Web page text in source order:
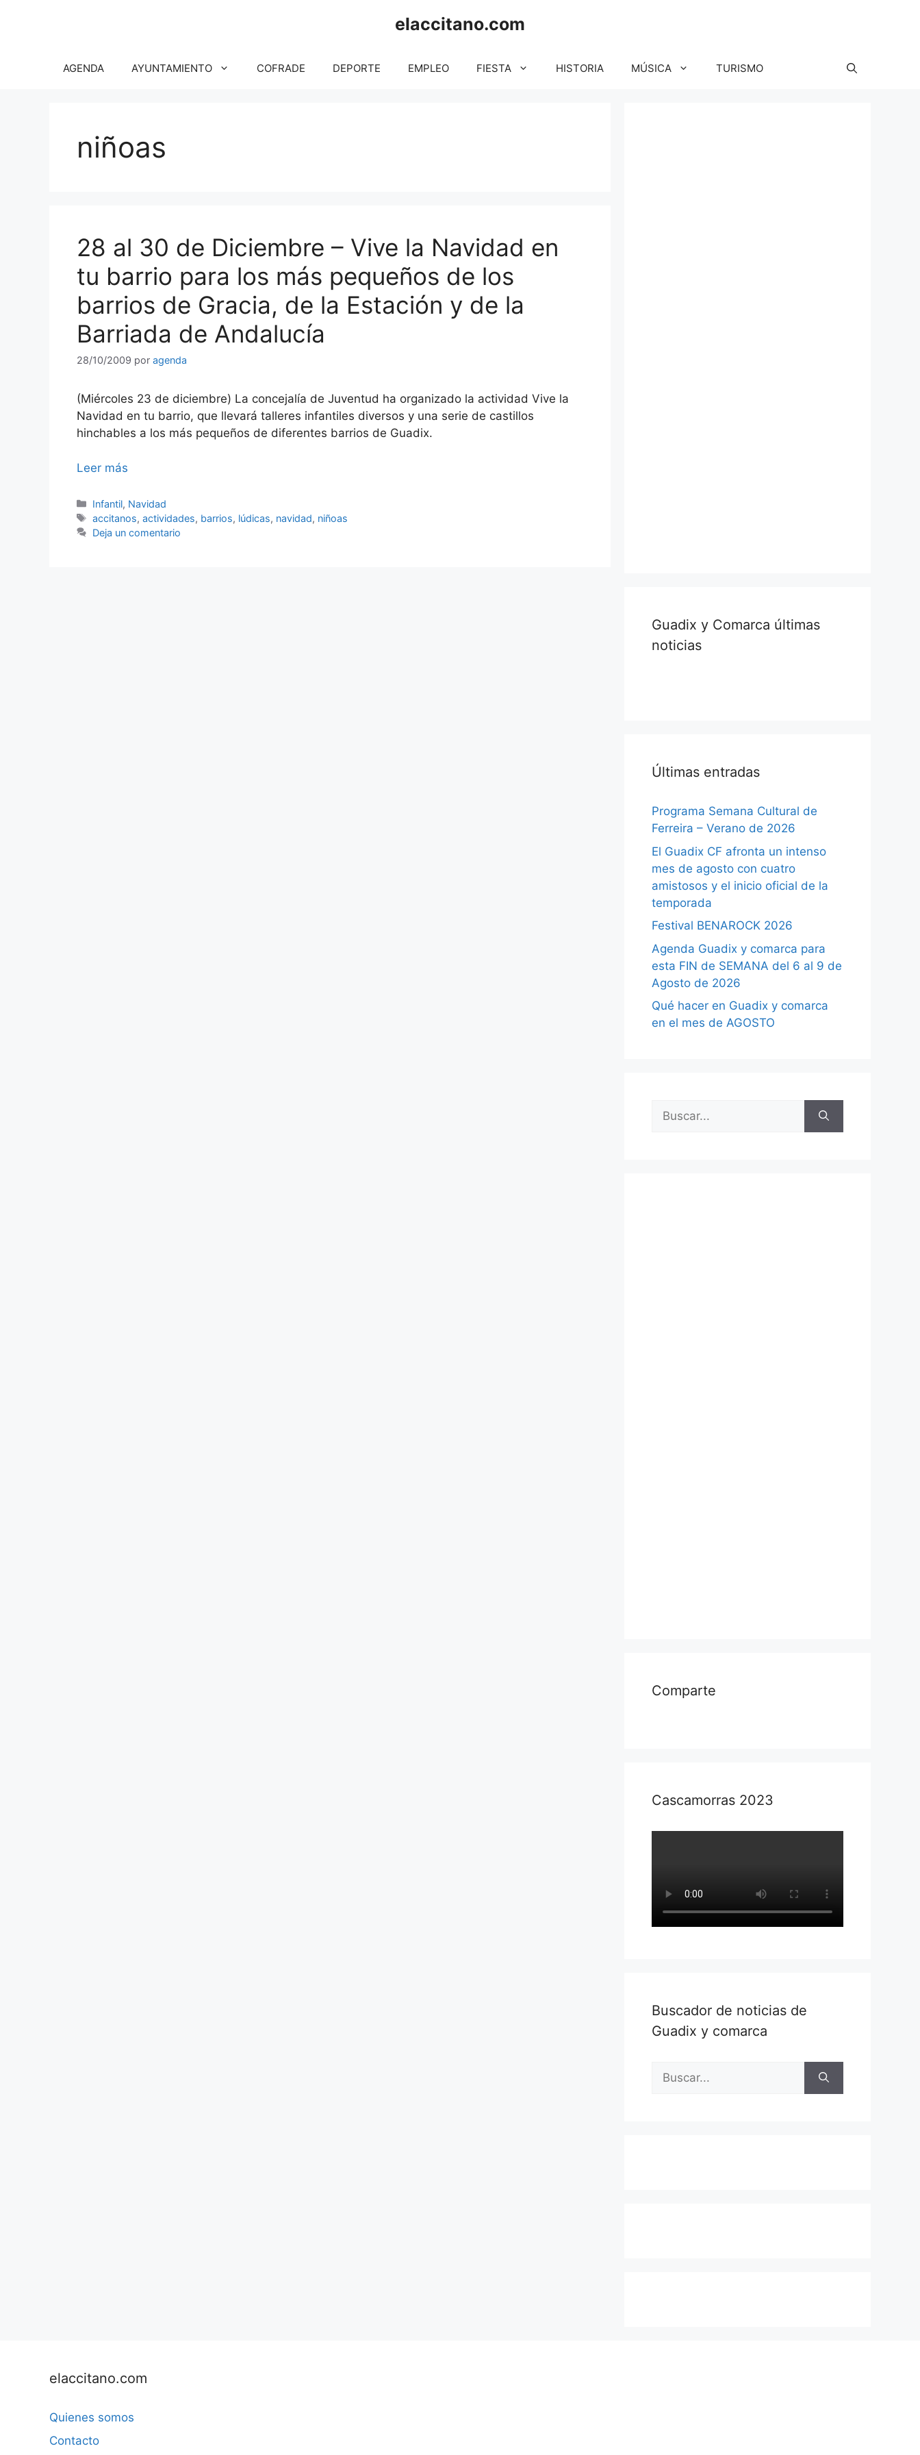
elaccitano.com
AGENDA AYUNTAMIENTO COFRADE DEPORTE EMPLEO FIESTA HISTORIA MÚSICA TURISMO
niñoas
28 al 30 de Diciembre – Vive la Navidad en
tu barrio para los más pequeños de los
barrios de Gracia, de la Estación y de la
Barriada de Andalucía
28/10/2009 por agenda
(Miércoles 23 de diciembre) La concejalía de Juventud ha organizado la actividad Vive la
Navidad en tu barrio, que llevará talleres infantiles diversos y una serie de castillos
hinchables a los más pequeños de diferentes barrios de Guadix.
Leer más
Categorías
Infantil, Navidad
Etiquetas
accitanos,actividades, barrios, lúdicas, navidad, niñoas
Deja un comentario
Guadix y Comarca últimas
noticias
Últimas entradas
Programa Semana Cultural de
Ferreira – Verano de 2026
El Guadix CF afronta un intenso
mes de agosto con cuatro
amistosos y el inicio oficial de la
temporada
Festival BENAROCK 2026
Agenda Guadix y comarca para
esta FIN de SEMANA del 6 al 9 de
Agosto de 2026
Qué hacer en Guadix y comarca
en el mes de AGOSTO
Buscar:
Comparte
Cascamorras 2023
Buscador de noticias de
Guadix y comarca
Buscar:
elaccitano.com
Quienes somos
Contacto